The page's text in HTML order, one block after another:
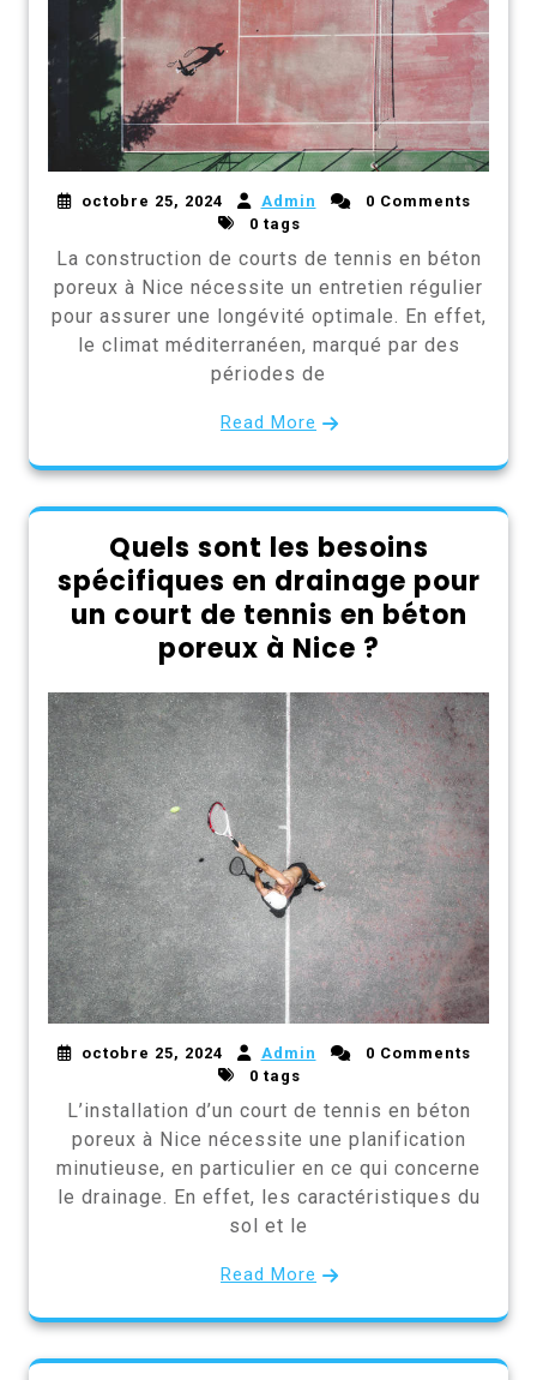
octobre 25, 2024 Admin
0 Comments
0 tags
La construction de courts de tennis en béton
poreux à Nice nécessite un entretien régulier
pour assurer une longévité optimale. En effet,
le climat méditerranéen, marqué par des
périodes de
Read More
Quels sont les besoins
spécifiques en drainage pour
un court de tennis en béton
poreux à Nice ?
octobre 25, 2024 Admin
0 Comments
0 tags
L’installation d’un court de tennis en béton
poreux à Nice nécessite une planification
minutieuse, en particulier en ce qui concerne
le drainage. En effet, les caractéristiques du
sol et le
Read More